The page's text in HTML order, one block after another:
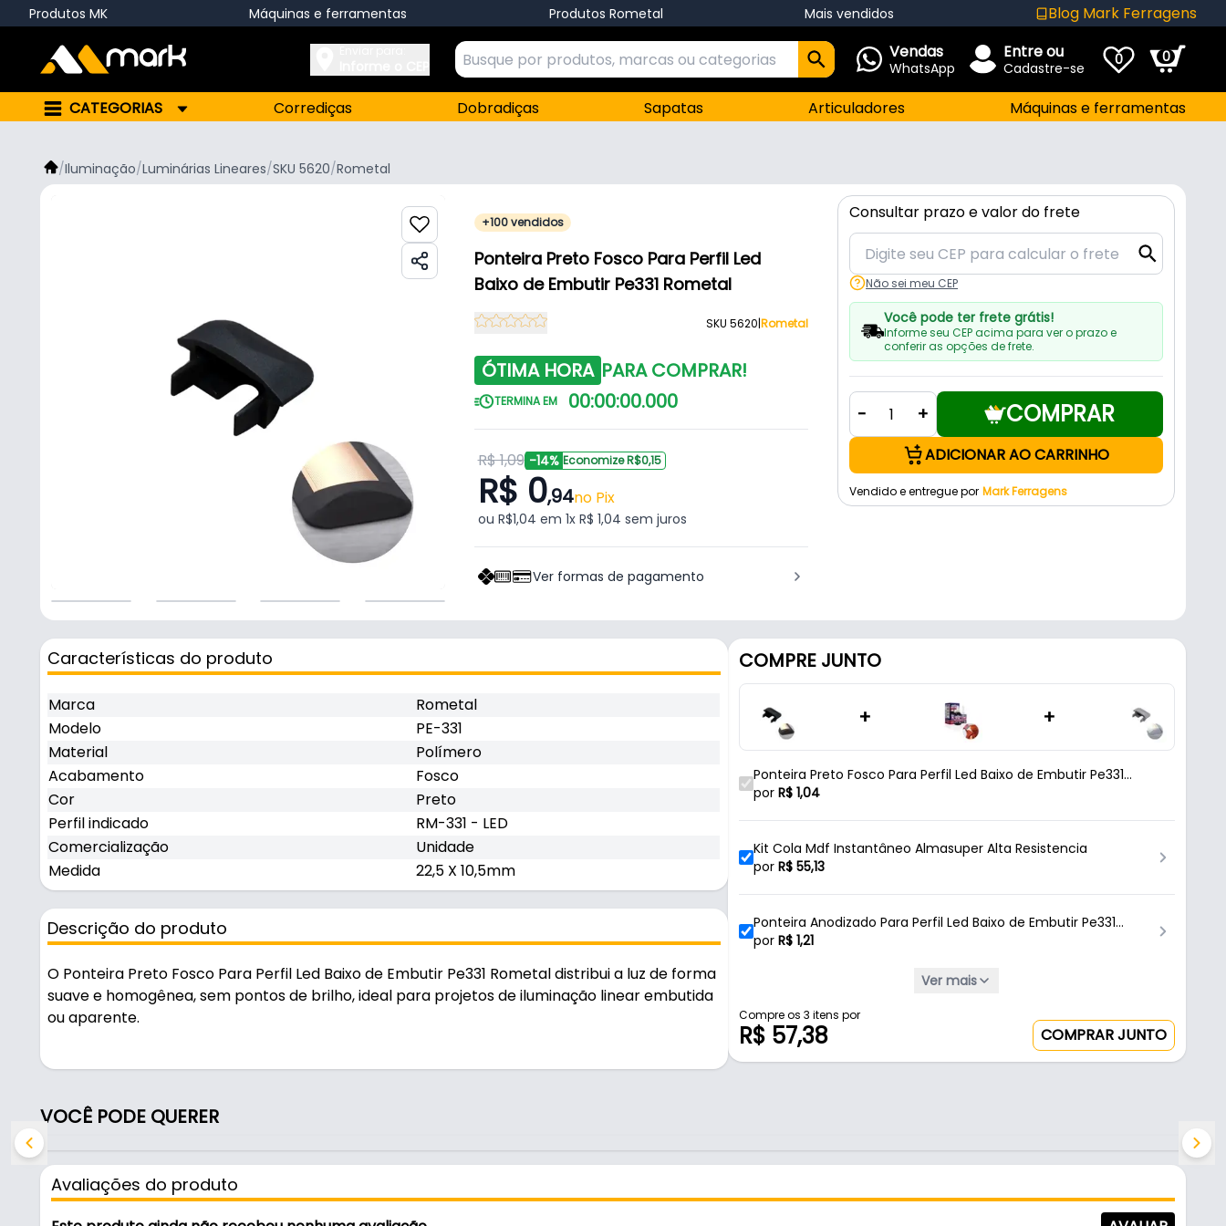
Produtos MK Máquinas e ferramentas Produtos Rometal Mais vendidos Blog Mark Ferragens
Vendas
WhatsApp
Entre ou
Cadastre-se 0 0
CATEGORIAS Corrediças Dobradiças Sapatas Articuladores Máquinas e ferramentas
/Iluminação/Luminárias Lineares/SKU 5620/Rometal
+100 vendidos
Ponteira Preto Fosco Para Perfil Led
Baixo de Embutir Pe331 Rometal
SKU 5620|Rometal
ÓTIMA HORA PARA COMPRAR!
TERMINA EM 00:00:00.000
R$ 1,09 -14% Economize R$0,15
R$ 0,94no Pix
ou R$1,04 em 1x R$ 1,04 sem juros
Ver formas de pagamento
Consultar prazo e valor do frete
Não sei meu CEP
Você pode ter frete grátis!
Informe seu CEP acima para ver o prazo e
conferir as opções de frete.
- + COMPRAR
ADICIONAR AO CARRINHO
Vendido e entregue por Mark Ferragens
Características do produto
Marca
Rometal
Modelo
PE-331
Material
Polímero
Acabamento
Fosco
Cor
Preto
Perfil indicado
RM-331 - LED
Comercialização
Unidade
Medida
22,5 X 10,5mm
Descrição do produto
O Ponteira Preto Fosco Para Perfil Led Baixo de Embutir Pe331 Rometal distribui a luz de forma
suave e homogênea, sem pontos de brilho, ideal para projetos de iluminação linear embutida
ou aparente.
Fabricado em Polímero com acabamento fosco, é resistente e durável no uso diário.
Características:
- Marca: Rometal
- Modelo: PE-331
COMPRE JUNTO
+ +
Ponteira Preto Fosco Para Perfil Led Baixo de Embutir Pe331
Rometal
por R$ 1,04
Kit Cola Mdf Instantâneo Almasuper Alta Resistencia
por R$ 55,13
Ponteira Anodizado Para Perfil Led Baixo de Embutir Pe331
Rometal
por R$ 1,21
por R$120,21
Ver mais
Compre os 3 itens por
R$ 57,38 COMPRAR JUNTO
VOCÊ PODE QUERER
Avaliações do produto